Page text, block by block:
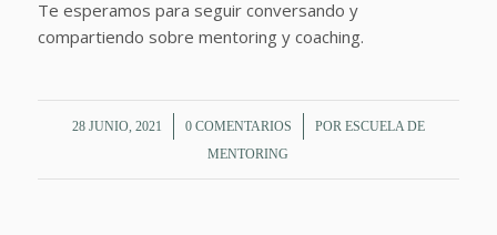
Te esperamos para seguir conversando y
compartiendo sobre mentoring y coaching.
28 JUNIO, 2021
/ 0 COMENTARIOS
/ POR ESCUELA DE
MENTORING